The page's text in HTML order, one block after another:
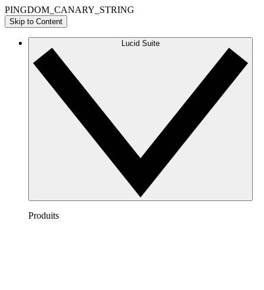
PINGDOM_CANARY_STRING
Skip to Content
Lucid Suite
Produits